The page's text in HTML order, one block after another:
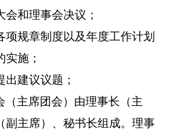
会和理事会决议；
项规章制度以及年度工作计划
施；
出建议议题；
（主席团会）由理事长（主
副主席）、秘书长组成。理事